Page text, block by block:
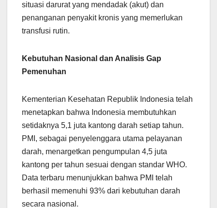
situasi darurat yang mendadak (akut) dan
penanganan penyakit kronis yang memerlukan
transfusi rutin.
Kebutuhan Nasional dan Analisis Gap
Pemenuhan
Kementerian Kesehatan Republik Indonesia telah
menetapkan bahwa Indonesia membutuhkan
setidaknya 5,1 juta kantong darah setiap tahun.
PMI, sebagai penyelenggara utama pelayanan
darah, menargetkan pengumpulan 4,5 juta
kantong per tahun sesuai dengan standar WHO.
Data terbaru menunjukkan bahwa PMI telah
berhasil memenuhi 93% dari kebutuhan darah
secara nasional.